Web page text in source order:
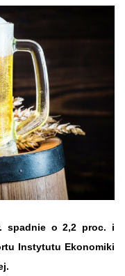
spadnie o 2,2 proc. i
Instytutu Ekonomiki